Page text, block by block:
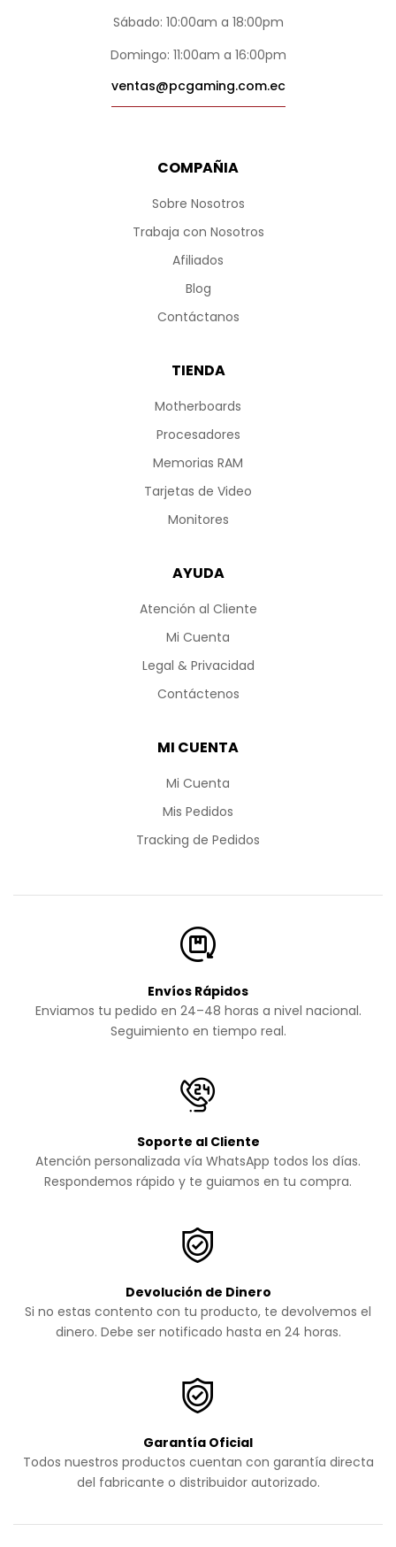
COMPAÑIA
Sobre Nosotros
Trabaja con Nosotros
Afiliados
Blog
Contáctanos
TIENDA
Motherboards
Procesadores
Memorias RAM
Tarjetas de Video
Monitores
AYUDA
Atención al Cliente
Mi Cuenta
Legal & Privacidad
Contáctenos
MI CUENTA
Mi Cuenta
Mis Pedidos
Tracking de Pedidos
Sábado: 10:00am a 18:00pm
Domingo: 11:00am a 16:00pm
ventas@pcgaming.com.ec
Envíos Rápidos
Enviamos tu pedido en 24–48 horas a nivel nacional.
Seguimiento en tiempo real.
Soporte al Cliente
Atención personalizada vía WhatsApp todos los días.
Respondemos rápido y te guiamos en tu compra.
Devolución de Dinero
Si no estas contento con tu producto, te devolvemos el
dinero. Debe ser notificado hasta en 24 horas.
Garantía Oficial
Todos nuestros productos cuentan con garantía directa
del fabricante o distribuidor autorizado.